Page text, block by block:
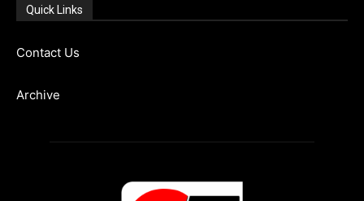
Quick Links
Contact Us
Archive